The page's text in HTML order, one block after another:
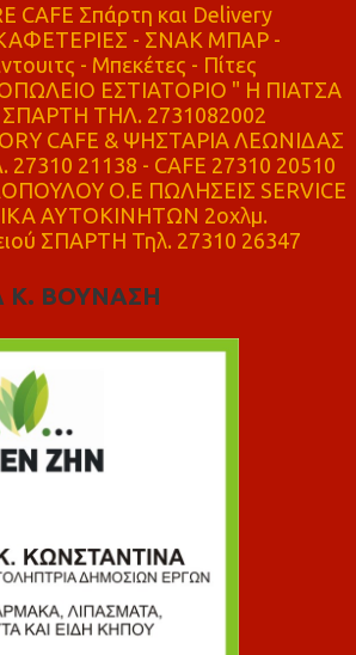
CAFE Σπάρτη και Delivery
- ΣΝΑΚ ΜΠΑΡ -
- Μπεκέτες - Πίτες
ΕΣΤΙΑΤΟΡΙΟ " Η ΠΙΑΤΣΑ
ΤΗΛ. 2731082002
CAFE & ΨΗΣΤΑΡΙΑ ΛΕΩΝΙΔΑΣ
21138 - CAFE 27310 20510
Ο.Ε ΠΩΛΗΣΕΙΣ SERVICE
ΑΥΤΟΚΙΝΗΤΩΝ 2οχλμ.
ΣΠΑΡΤΗ Τηλ. 27310 26347
Κ. ΒΟΥΝΑΣΗ